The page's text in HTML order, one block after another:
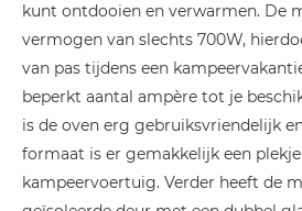
kunt ontdooien en verwarmen. De
vermogen van slechts 700W,
van pas tijdens een
beperkt aantal ampère tot je
is de oven erg gebruiksvriendelijk
formaat is er gemakkelijk een
kampeervoertuig. Verder heeft de